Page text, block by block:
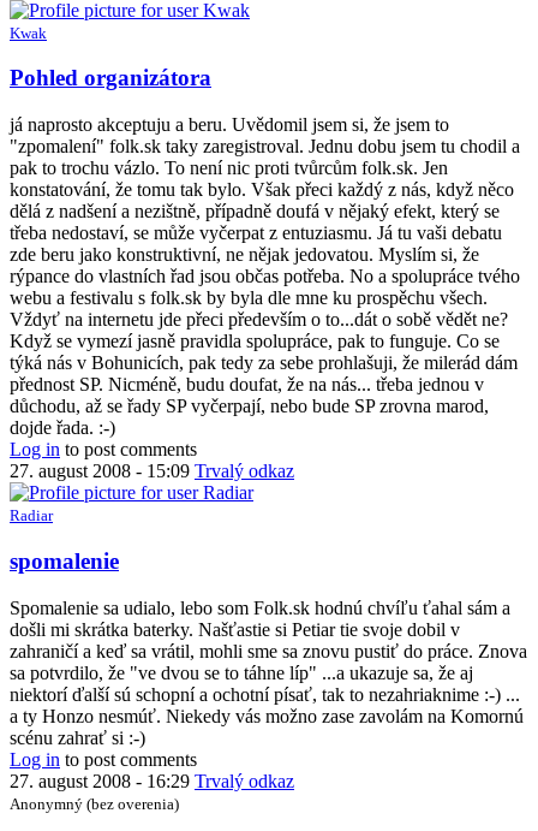
Kwak
In
reply
to
hm,
aby
si
chápal
i
mna
ako
by
Anonymný
(bez
overenia)
Pohled organizátora
já naprosto akceptuju a beru. Uvědomil jsem si, že jsem to
"zpomalení" folk.sk taky zaregistroval. Jednu dobu jsem tu chodil a
pak to trochu vázlo. To není nic proti tvůrcům folk.sk. Jen
konstatování, že tomu tak bylo. Však přeci každý z nás, když něco
dělá z nadšení a nezištně, případně doufá v nějaký efekt, který se
třeba nedostaví, se může vyčerpat z entuziasmu. Já tu vaši debatu
zde beru jako konstruktivní, ne nějak jedovatou. Myslím si, že
rýpance do vlastních řad jsou občas potřeba. No a spolupráce tvého
webu a festivalu s folk.sk by byla dle mne ku prospěchu všech.
Vždyť na internetu jde přeci především o to...dát o sobě vědět ne?
Když se vymezí jasně pravidla spolupráce, pak to funguje. Co se
týká nás v Bohunicích, pak tedy za sebe prohlašuji, že milerád dám
přednost SP. Nicméně, budu doufat, že na nás... třeba jednou v
důchodu, až se řady SP vyčerpají, nebo bude SP zrovna marod,
dojde řada. :-)
Log in to post comments
27. august 2008 - 15:09 Trvalý odkaz
Radiar
In
reply
to
Pohled
organizátora
by
Kwak
spomalenie
Spomalenie sa udialo, lebo som Folk.sk hodnú chvíľu ťahal sám a
došli mi skrátka baterky. Našťastie si Petiar tie svoje dobil v
zahraničí a keď sa vrátil, mohli sme sa znovu pustiť do práce. Znova
sa potvrdilo, že "ve dvou se to táhne líp" ...a ukazuje sa, že aj
niektorí ďalší sú schopní a ochotní písať, tak to nezahriaknime :-) ...
a ty Honzo nesmúť. Niekedy vás možno zase zavolám na Komornú
scénu zahrať si :-)
Log in to post comments
27. august 2008 - 16:29 Trvalý odkaz
Anonymný (bez overenia)